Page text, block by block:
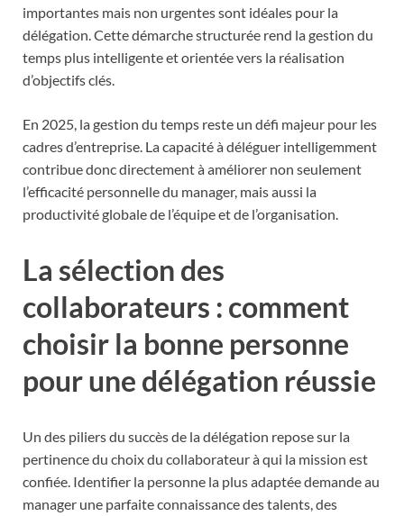
importantes mais non urgentes sont idéales pour la
délégation. Cette démarche structurée rend la gestion du
temps plus intelligente et orientée vers la réalisation
d’objectifs clés.
En 2025, la gestion du temps reste un défi majeur pour les
cadres d’entreprise. La capacité à déléguer intelligemment
contribue donc directement à améliorer non seulement
l’efficacité personnelle du manager, mais aussi la
productivité globale de l’équipe et de l’organisation.
La sélection des
collaborateurs : comment
choisir la bonne personne
pour une délégation réussie
Un des piliers du succès de la délégation repose sur la
pertinence du choix du collaborateur à qui la mission est
confiée. Identifier la personne la plus adaptée demande au
manager une parfaite connaissance des talents, des